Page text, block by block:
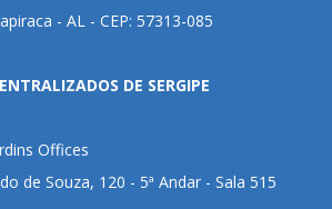
- AL - CEP: 57313-085
DE SERGIPE
Offices
de Souza, 120 - 5ª Andar - Sala 515